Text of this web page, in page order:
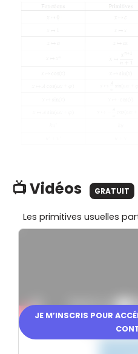
📺 Vidéos GRATUIT
Les primitives usuelles
JE M’INSCRIS POUR
En